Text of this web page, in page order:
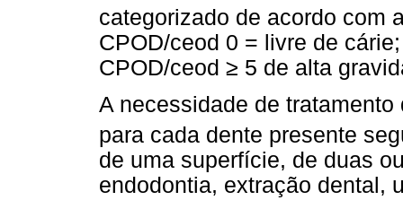
categorizado de acordo com
CPOD/ceod 0 = livre de
CPOD/ceod ≥ 5 de alta
A necessidade de
para cada dente presente
de uma superfície, de duas
endodontia, extração dental,